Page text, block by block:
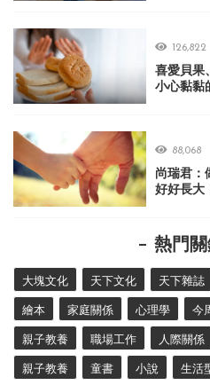
126,822
喜愛貝果
小心黏黏
88,068
尚瑞君：
好好長大
熱門
大塊文化 天下文化 天下雜誌
繪本 家庭關係 心理學 今
親子教養 職場工作 人際關係
親子教養 童書 小說 生活